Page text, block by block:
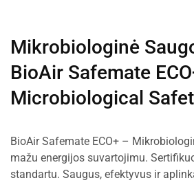
Mikrobiologinė
BioAir Safemate
Microbiological
BioAir Safemate ECO+ –
mažu energijos suvartojimu.
standartu. Saugus, efektyvus ir